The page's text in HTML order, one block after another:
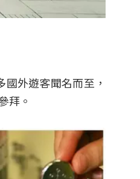
外遊客聞名而至，
拜。